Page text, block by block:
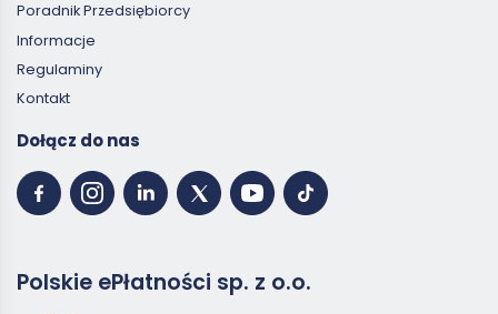
Poradnik Przedsiębiorcy
Informacje
Regulaminy
Kontakt
Dołącz do nas
Polskie ePłatności sp. z o.o.